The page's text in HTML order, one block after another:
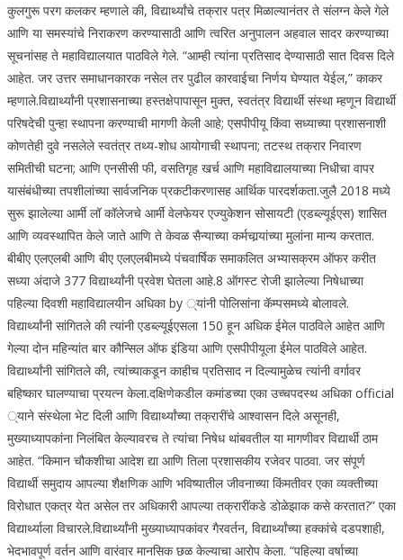
कुलगुरू परग कलकर म्हणाले की, विद्यार्थ्यांचे तक्रार पत्र मिळाल्यानंतर ते संलग्न केले गेले
आणि या समस्यांचे निराकरण करण्यासाठी आणि त्वरित अनुपालन अहवाल सादर करण्याच्या
सूचनांसह ते महाविद्यालयात पाठविले गेले. “आम्ही त्यांना प्रतिसाद देण्यासाठी सात दिवस दिले
आहेत. जर उत्तर समाधानकारक नसेल तर पुढील कारवाईचा निर्णय घेण्यात येईल,” काकर
म्हणाले.विद्यार्थ्यांनी प्रशासनाच्या हस्तक्षेपापासून मुक्त, स्वतंत्र विद्यार्थी संस्था म्हणून विद्यार्थी
परिषदेची पुन्हा स्थापना करण्याची मागणी केली आहे; एसपीपीयू किंवा सध्याच्या प्रशासनाशी
कोणतेही दुवे नसलेले स्वतंत्र तथ्य-शोध आयोगाची स्थापना; तटस्थ तक्रार निवारण
समितीची घटना; आणि एनसीसी फी, वसतिगृह खर्च आणि महाविद्यालयाच्या निधीचा वापर
यासंबंधीच्या तपशीलांच्या सार्वजनिक प्रकटीकरणासह आर्थिक पारदर्शकता.जुलै 2018 मध्ये
सुरू झालेल्या आर्मी लॉ कॉलेजचे आर्मी वेलफेयर एज्युकेशन सोसायटी (एडब्ल्यूईएस) शासित
आणि व्यवस्थापित केले जाते आणि ते केवळ सैन्याच्या कर्मचार्‍यांच्या मुलांना मान्य करतात.
बीबीए एलएलबी आणि बीए एलएलबीमध्ये पंचवार्षिक समाकलित अभ्यासक्रम ऑफर करीत
सध्या अंदाजे 377 विद्यार्थ्यांनी प्रवेश घेतला आहे.8 ऑगस्ट रोजी झालेल्या निषेधाच्या
पहिल्या दिवशी महाविद्यालयीन अधिका by ्यांनी पोलिसांना कॅम्पसमध्ये बोलावले.
विद्यार्थ्यांनी सांगितले की त्यांनी एडब्ल्यूईएसला 150 हून अधिक ईमेल पाठविले आहेत आणि
गेल्या दोन महिन्यांत बार कौन्सिल ऑफ इंडिया आणि एसपीपीयूला ईमेल पाठविले आहेत.
विद्यार्थ्यांनी सांगितले की, त्यांच्याकडून काहीच प्रतिसाद न दिल्यामुळेच त्यांनी वर्गावर
बहिष्कार घालण्याचा प्रयत्न केला.दक्षिणेकडील कमांडच्या एका उच्चपदस्थ अधिका official
्याने संस्थेला भेट दिली आणि विद्यार्थ्यांच्या तक्रारींचे आश्वासन दिले असूनही,
मुख्याध्यापकांना निलंबित केल्यावरच ते त्यांचा निषेध थांबवतील या मागणीवर विद्यार्थी ठाम
आहेत. “किमान चौकशीचा आदेश द्या आणि तिला प्रशासकीय रजेवर पाठवा. जर संपूर्ण
विद्यार्थी समुदाय आपल्या शैक्षणिक आणि भविष्यातील जीवनाच्या किंमतीवर एका व्यक्तीच्या
विरोधात एकत्र येत असेल तर अधिकारी आपल्या तक्रारींकडे डोळेझाक कसे करतात?” एका
विद्यार्थ्याला विचारले.विद्यार्थ्यांनी मुख्याध्यापकांवर गैरवर्तन, विद्यार्थ्यांच्या हक्कांचे दडपशाही,
भेदभावपूर्ण वर्तन आणि वारंवार मानसिक छळ केल्याचा आरोप केला. “पहिल्या वर्षाच्या